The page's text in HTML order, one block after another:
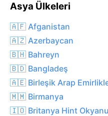
Asya Ülkeleri
🇦🇫 Afganistan
🇦🇿 Azerbaycan
🇧🇭 Bahreyn
🇧🇩 Bangladeş
🇦🇪 Birleşik Arap
🇲🇲 Birmanya
🇮🇴 Britanya Hint